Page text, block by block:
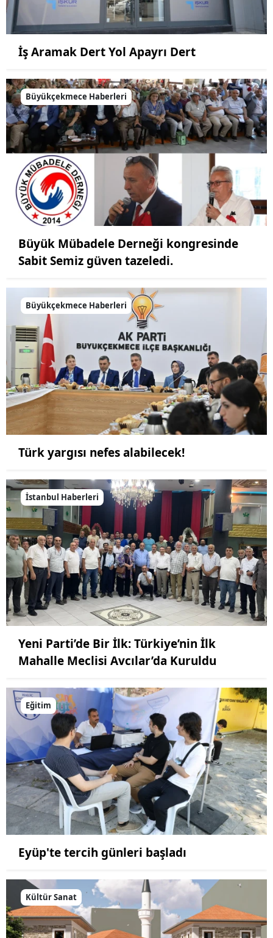
İş Aramak Dert Yol Apayrı Dert
Büyükçekmece Haberleri
Büyük Mübadele Derneği kongresinde
Sabit Semiz güven tazeledi.
Büyükçekmece Haberleri
Türk yargısı nefes alabilecek!
İstanbul Haberleri
Yeni Parti’de Bir İlk: Türkiye’nin İlk
Mahalle Meclisi Avcılar’da Kuruldu
Eğitim
Eyüp'te tercih günleri başladı
Kültür Sanat